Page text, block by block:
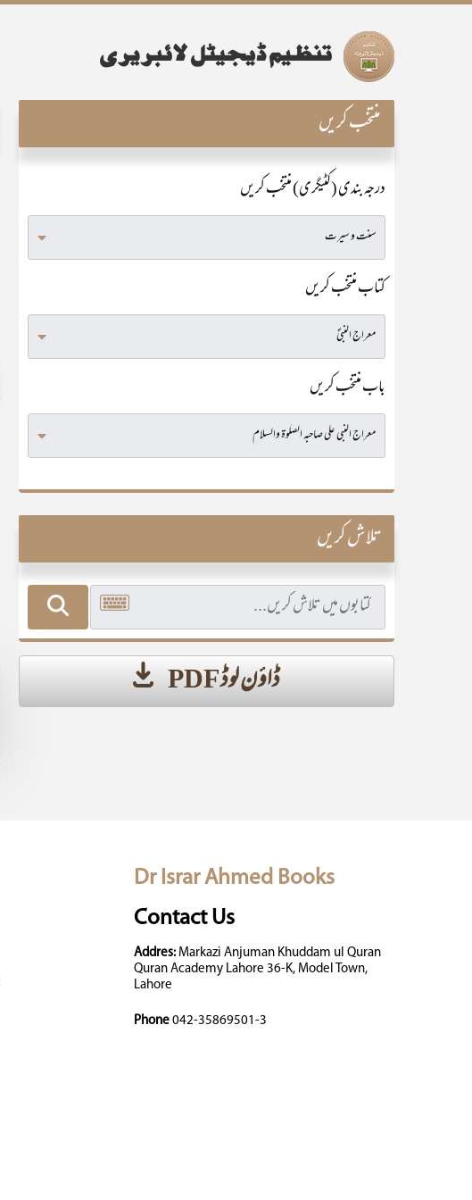
منتخب کریں
درجہ بندی (کٹیگری) منتخب کریں
کتاب منتخب کریں
باب منتخب کریں
تلاش کریں
ڈاؤن لوڈ PDF
Dr Israr Ahmed Books
Contact Us
Addres:Markazi Anjuman Khuddam ul Quran
Quran Academy Lahore 36-K, Model Town,
Lahore
Phone 042-35869501-3